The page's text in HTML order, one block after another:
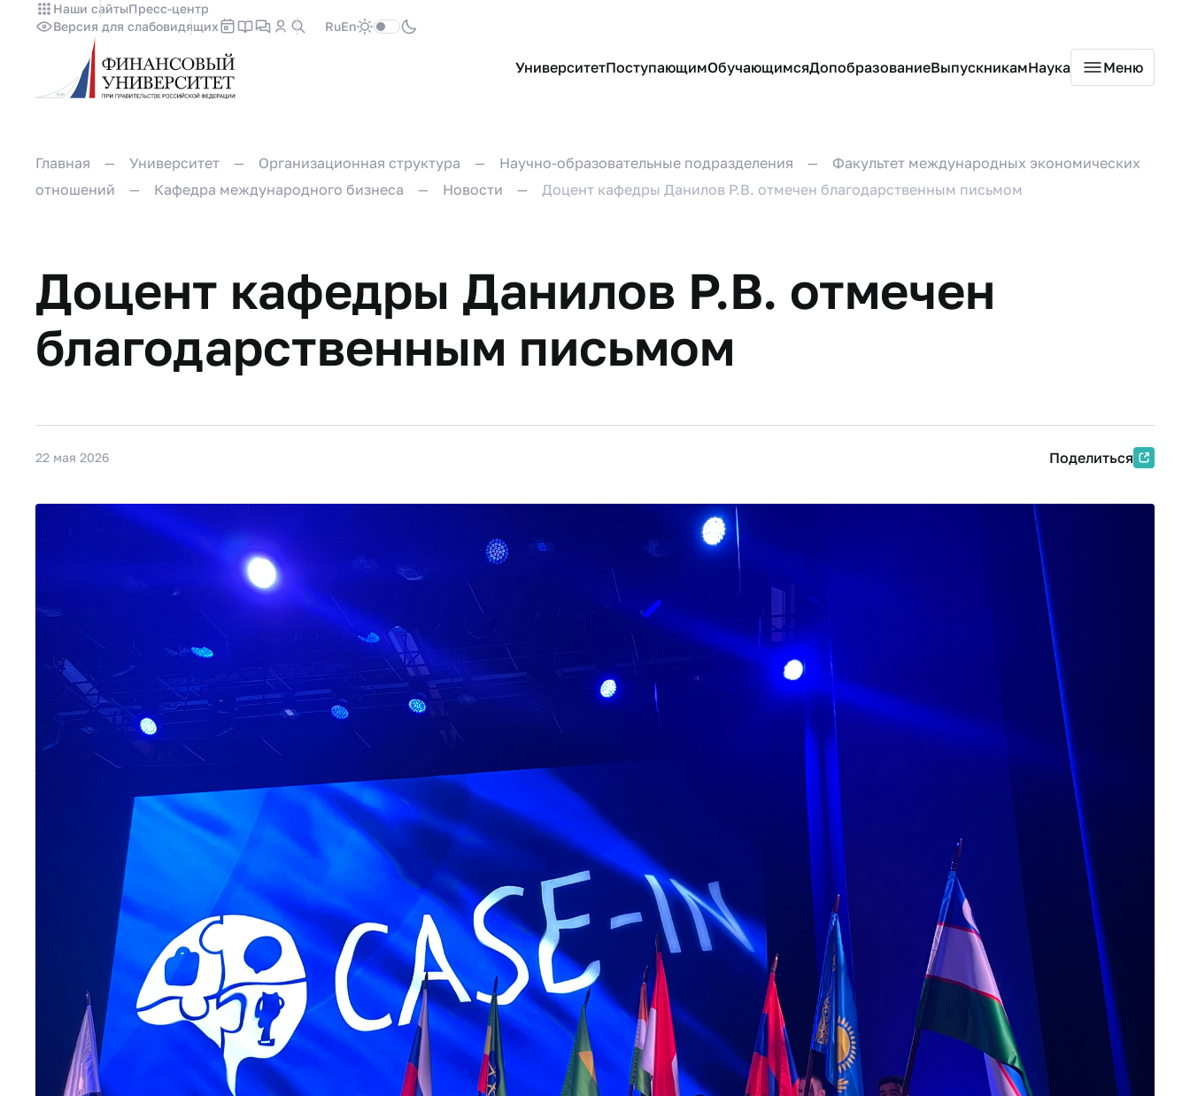
Наши сайтыПресс-центр
Версия для слабовидящих
RuEn
УниверситетПоступающимОбучающимсяДопобразованиеВыпускникамНаука Меню
Главная Университет Организационная структура Научно-образовательные подразделения
Факультет международных экономических
отношений
Кафедра международного бизнеса Новости Доцент кафедры Данилов Р.В. отмечен благодарственным письмом
Доцент кафедры Данилов Р.В. отмечен
благодарственным письмом
22 мая 2026 Поделиться